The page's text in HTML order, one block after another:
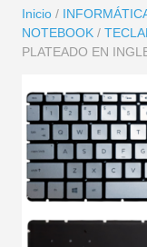
Inicio /
NOTEBOOK /
PLATEADO EN